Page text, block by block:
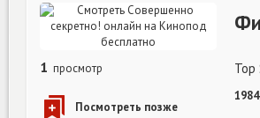
1 просмотр Top